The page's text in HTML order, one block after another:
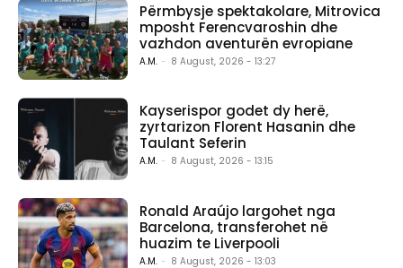
Përmbysje spektakolare, Mitrovica
mposht Ferencvaroshin dhe
vazhdon aventurën evropiane
A.M. - 8 August, 2026 - 13:27
Kayserispor godet dy herë,
zyrtarizon Florent Hasanin dhe
Taulant Seferin
A.M. - 8 August, 2026 - 13:15
Ronald Araújo largohet nga
Barcelona, transferohet në
huazim te Liverpooli
A.M. - 8 August, 2026 - 13:03